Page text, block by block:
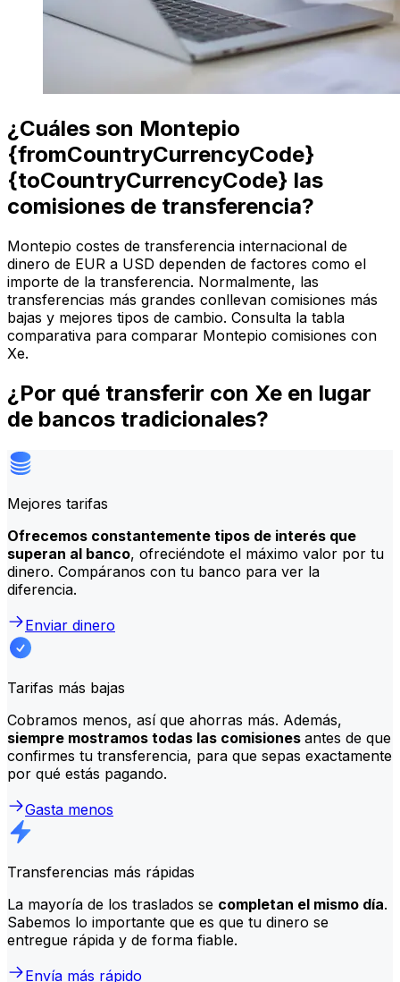
¿Cuáles son Montepio
{fromCountryCurrencyCode}
{toCountryCurrencyCode} las
comisiones de transferencia?
Montepio costes de transferencia internacional de
dinero de EUR a USD dependen de factores como el
importe de la transferencia. Normalmente, las
transferencias más grandes conllevan comisiones más
bajas y mejores tipos de cambio. Consulta la tabla
comparativa para comparar Montepio comisiones con
Xe.
¿Por qué transferir con Xe en lugar
de bancos tradicionales?
Mejores tarifas
Ofrecemos constantemente tipos de interés que
superan al banco, ofreciéndote el máximo valor por tu
dinero. Compáranos con tu banco para ver la
diferencia.
Enviar dinero
Tarifas más bajas
Cobramos menos, así que ahorras más. Además,
siempre mostramos todas las comisiones antes de que
confirmes tu transferencia, para que sepas exactamente
por qué estás pagando.
Gasta menos
Transferencias más rápidas
La mayoría de los traslados se completan el mismo día.
Sabemos lo importante que es que tu dinero se
entregue rápida y de forma fiable.
Envía más rápido